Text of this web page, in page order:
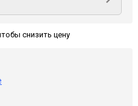
снизить цену